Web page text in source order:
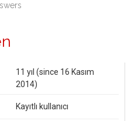
11 yıl (since 16 Kasım
2014)
Kayıtlı kullanıcı